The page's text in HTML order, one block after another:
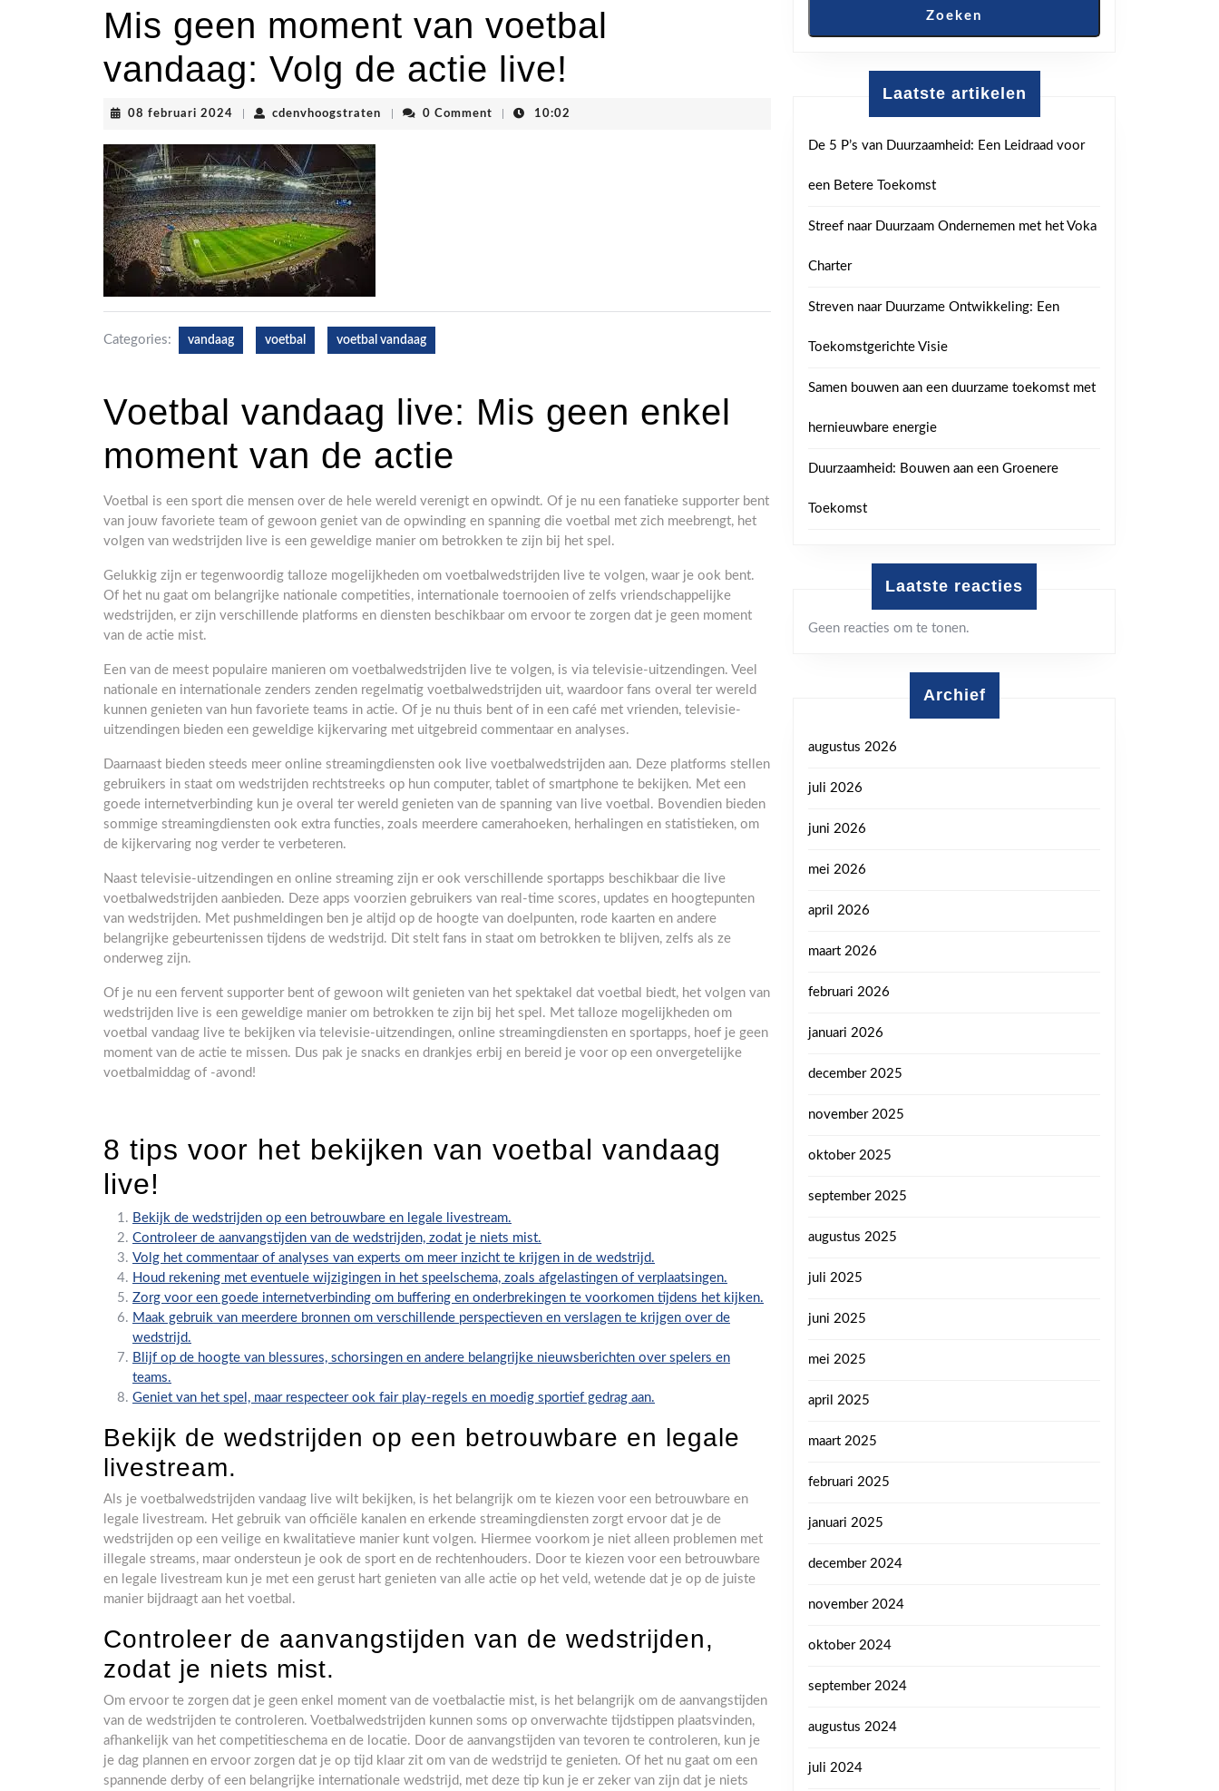
Mis geen moment van voetbal
vandaag: Volg de actie live!
08 februari 2024 08
2024
cdenvhoogstraten cdenvhoogstraten
0 Comment 10:02
Categories: vandaag voetbal voetbal vandaag
Voetbal vandaag live: Mis geen enkel
moment van de actie
Voetbal is een sport die mensen over de hele wereld verenigt en opwindt. Of je nu een fanatieke supporter bent
van jouw favoriete team of gewoon geniet van de opwinding en spanning die voetbal met zich meebrengt, het
volgen van wedstrijden live is een geweldige manier om betrokken te zijn bij het spel.
Gelukkig zijn er tegenwoordig talloze mogelijkheden om voetbalwedstrijden live te volgen, waar je ook bent.
Of het nu gaat om belangrijke nationale competities, internationale toernooien of zelfs vriendschappelijke
wedstrijden, er zijn verschillende platforms en diensten beschikbaar om ervoor te zorgen dat je geen moment
van de actie mist.
Een van de meest populaire manieren om voetbalwedstrijden live te volgen, is via televisie-uitzendingen. Veel
nationale en internationale zenders zenden regelmatig voetbalwedstrijden uit, waardoor fans overal ter wereld
kunnen genieten van hun favoriete teams in actie. Of je nu thuis bent of in een café met vrienden, televisie-
uitzendingen bieden een geweldige kijkervaring met uitgebreid commentaar en analyses.
Daarnaast bieden steeds meer online streamingdiensten ook live voetbalwedstrijden aan. Deze platforms stellen
gebruikers in staat om wedstrijden rechtstreeks op hun computer, tablet of smartphone te bekijken. Met een
goede internetverbinding kun je overal ter wereld genieten van de spanning van live voetbal. Bovendien bieden
sommige streamingdiensten ook extra functies, zoals meerdere camerahoeken, herhalingen en statistieken, om
de kijkervaring nog verder te verbeteren.
Naast televisie-uitzendingen en online streaming zijn er ook verschillende sportapps beschikbaar die live
voetbalwedstrijden aanbieden. Deze apps voorzien gebruikers van real-time scores, updates en hoogtepunten
van wedstrijden. Met pushmeldingen ben je altijd op de hoogte van doelpunten, rode kaarten en andere
belangrijke gebeurtenissen tijdens de wedstrijd. Dit stelt fans in staat om betrokken te blijven, zelfs als ze
onderweg zijn.
Of je nu een fervent supporter bent of gewoon wilt genieten van het spektakel dat voetbal biedt, het volgen van
wedstrijden live is een geweldige manier om betrokken te zijn bij het spel. Met talloze mogelijkheden om
voetbal vandaag live te bekijken via televisie-uitzendingen, online streamingdiensten en sportapps, hoef je geen
moment van de actie te missen. Dus pak je snacks en drankjes erbij en bereid je voor op een onvergetelijke
voetbalmiddag of -avond!
8 tips voor het bekijken van voetbal vandaag
live!
Bekijk de wedstrijden op een betrouwbare en legale livestream.
Controleer de aanvangstijden van de wedstrijden, zodat je niets mist.
Volg het commentaar of analyses van experts om meer inzicht te krijgen in de wedstrijd.
Houd rekening met eventuele wijzigingen in het speelschema, zoals afgelastingen of verplaatsingen.
Zorg voor een goede internetverbinding om buffering en onderbrekingen te voorkomen tijdens het kijken.
Maak gebruik van meerdere bronnen om verschillende perspectieven en verslagen te krijgen over de
wedstrijd.
Blijf op de hoogte van blessures, schorsingen en andere belangrijke nieuwsberichten over spelers en
teams.
Geniet van het spel, maar respecteer ook fair play-regels en moedig sportief gedrag aan.
Bekijk de wedstrijden op een betrouwbare en legale
livestream.
Als je voetbalwedstrijden vandaag live wilt bekijken, is het belangrijk om te kiezen voor een betrouwbare en
legale livestream. Het gebruik van officiële kanalen en erkende streamingdiensten zorgt ervoor dat je de
wedstrijden op een veilige en kwalitatieve manier kunt volgen. Hiermee voorkom je niet alleen problemen met
illegale streams, maar ondersteun je ook de sport en de rechtenhouders. Door te kiezen voor een betrouwbare
en legale livestream kun je met een gerust hart genieten van alle actie op het veld, wetende dat je op de juiste
manier bijdraagt aan het voetbal.
Controleer de aanvangstijden van de wedstrijden,
zodat je niets mist.
Om ervoor te zorgen dat je geen enkel moment van de voetbalactie mist, is het belangrijk om de aanvangstijden
van de wedstrijden te controleren. Voetbalwedstrijden kunnen soms op onverwachte tijdstippen plaatsvinden,
afhankelijk van het competitieschema en de locatie. Door de aanvangstijden van tevoren te controleren, kun je
je dag plannen en ervoor zorgen dat je op tijd klaar zit om van de wedstrijd te genieten. Of het nu gaat om een
spannende derby of een belangrijke internationale wedstrijd, met deze tip kun je er zeker van zijn dat je niets
Zoeken
Laatste artikelen
De 5 P’s van Duurzaamheid: Een Leidraad voor
een Betere Toekomst
Streef naar Duurzaam Ondernemen met het Voka
Charter
Streven naar Duurzame Ontwikkeling: Een
Toekomstgerichte Visie
Samen bouwen aan een duurzame toekomst met
hernieuwbare energie
Duurzaamheid: Bouwen aan een Groenere
Toekomst
Laatste reacties
Geen reacties om te tonen.
Archief
augustus 2026
juli 2026
juni 2026
mei 2026
april 2026
maart 2026
februari 2026
januari 2026
december 2025
november 2025
oktober 2025
september 2025
augustus 2025
juli 2025
juni 2025
mei 2025
april 2025
maart 2025
februari 2025
januari 2025
december 2024
november 2024
oktober 2024
september 2024
augustus 2024
juli 2024